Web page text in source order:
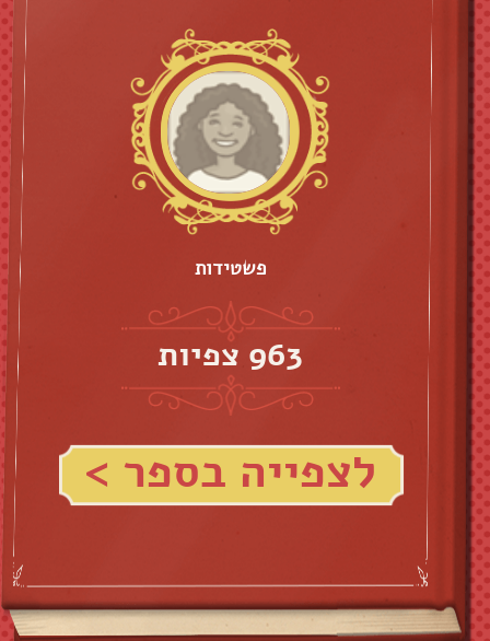
פשטידות
963 צפיות
לצפייה בספר >